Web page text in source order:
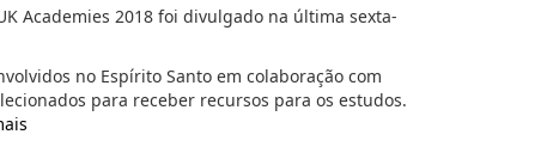
Academies 2018 foi divulgado na última sexta-
no Espírito Santo em colaboração com
para receber recursos para os estudos.